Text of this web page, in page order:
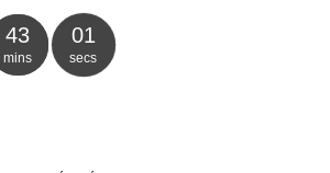
43
mins
01
secs